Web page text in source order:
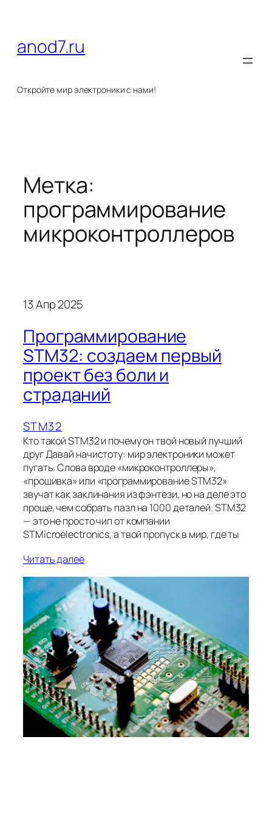
содержимому
anod7.ru
Откройте мир электроники с нами!
Метка:
программирование
микроконтроллеров
13 Апр 2025
Программирование
STM32: создаем первый
проект без боли и
страданий
STM32
Кто такой STM32 и почему он твой новый лучший
друг Давай начистоту: мир электроники может
пугать. Слова вроде «микроконтроллеры»,
«прошивка» или «программирование STM32»
звучат как заклинания из фэнтези, но на деле это
проще, чем собрать пазл на 1000 деталей. STM32
— это не просто чип от компании
STMicroelectronics, а твой пропуск в мир, где ты
Читать далее